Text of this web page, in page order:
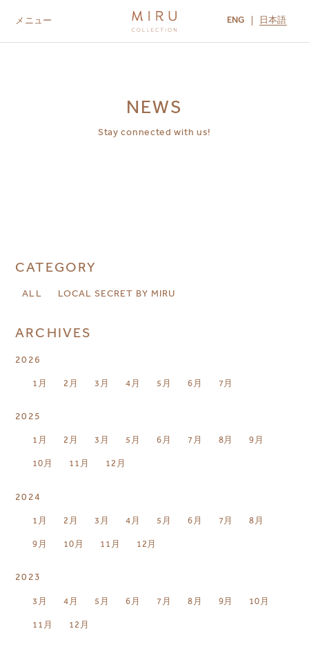
メニュー ENG 日本語
NEWS
Stay connected with us!
CATEGORY
ALL LOCAL SECRET BY MIRU
ARCHIVES
2026
1月 2月 3月 4月 5月 6月 7月
2025
1月 2月 3月 5月 6月 7月 8月 9月
10月 11月 12月
2024
1月 2月 3月 4月 5月 6月 7月 8月
9月 10月 11月 12月
2023
3月 4月 5月 6月 7月 8月 9月 10月
11月 12月